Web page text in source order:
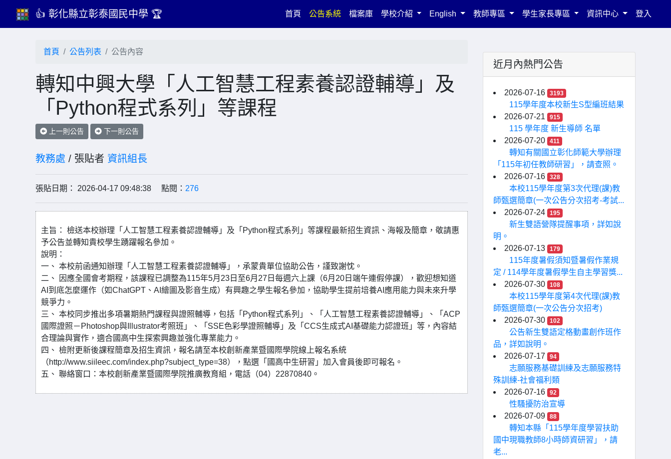
👍 彰化縣立彰泰國民中學 🏆 首頁(current)
公告系統 檔案庫 學校介紹 English 教師專區 學生家長專區 資訊中心 登入
首頁 公告列表 公告內容
轉知中興大學「人工智慧工程素養認證輔導」及
「Python程式系列」等課程
上一則公告 下一則公告
教務處 / 張貼者 資訊組長
張貼日期： 2026-04-17 09:48:38 點閱： 276
主旨： 檢送本校辦理「人工智慧工程素養認證輔導」及「Python程式系列」等課程最新招生資訊、海報及簡章，敬請惠
予公告並轉知貴校學生踴躍報名參加。
說明：
一、 本校前函通知辦理「人工智慧工程素養認證輔導」，承蒙貴單位協助公告，謹致謝忱。
二、 因應全國會考期程，該課程已調整為115年5月23日至6月27日每週六上課（6月20日端午連假停課），歡迎想知道
AI到底怎麼運作（如ChatGPT、AI繪圖及影音生成）有興趣之學生報名參加，協助學生提前培養AI應用能力與未來升學
競爭力。
三、 本校同步推出多項暑期熱門課程與證照輔導，包括「Python程式系列」、「人工智慧工程素養認證輔導」、「ACP
國際證照－Photoshop與Illustrator考照班」、「SSE色彩學證照輔導」及「CCS生成式AI基礎能力認證班」等，內容結
合理論與實作，適合國高中生探索興趣並強化專業能力。
四、 檢附更新後課程簡章及招生資訊，報名請至本校創新產業暨國際學院線上報名系統
（http://www.siileec.com/index.php?subject_type=38），點選「國高中生研習」加入會員後即可報名。
五、 聯絡窗口：本校創新產業暨國際學院推廣教育組，電話（04）22870840。
近月內熱門公告
2026-07-16 3193
115學年度本校新生S型編班結果
2026-07-21
915
115 學年度 新生導師 名單
2026-07-20
411
轉知有關國立彰化師範大學辦理
「115年初任教師研習」，請查照。
2026-07-16
328
本校115學年度第3次代理(課)教
師甄選簡章(一次公告分次招考-考試...
2026-07-24
195
新生雙語營隊提醒事項，詳如說
明。
2026-07-13
179
115年度暑假須知暨暑假作業規
定 / 114學年度暑假學生自主學習獎...
2026-07-30
108
本校115學年度第4次代理(課)教
師甄選簡章(一次公告分次招考)
2026-07-30
102
公告新生雙語定格動畫創作班作
品，詳如說明。
2026-07-17
94
志願服務基礎訓練及志願服務特
殊訓練-社會福利類
2026-07-16
92
性騷擾防治宣導
2026-07-09
88
轉知本縣「115學年度學習扶助
國中現職教師8小時師資研習」，請
老...